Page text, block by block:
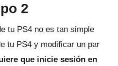
2
tu PS4 no es tan simple
tu PS4 y modificar un par
que inicie sesión en